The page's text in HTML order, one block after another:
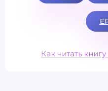
Как читать